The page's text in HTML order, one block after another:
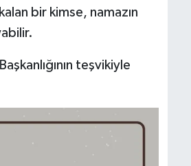
bir kimse, namazın
teşvikiyle